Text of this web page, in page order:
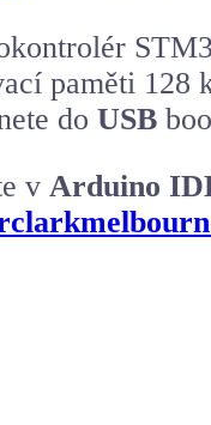
paměti
do USB
v Arduino